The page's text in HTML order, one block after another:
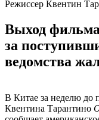
Режиссер Квентин
Выход
за
ведомства
В Китае за неделю до
Квентина Тарантино